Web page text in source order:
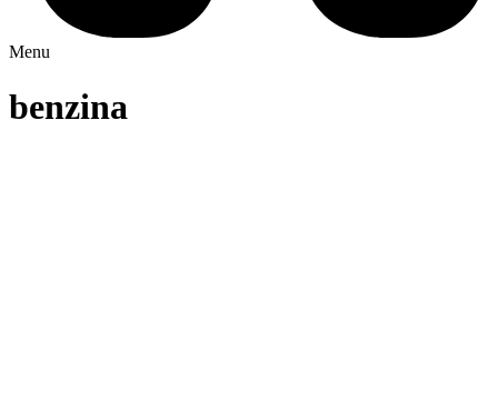
Menu
benzina